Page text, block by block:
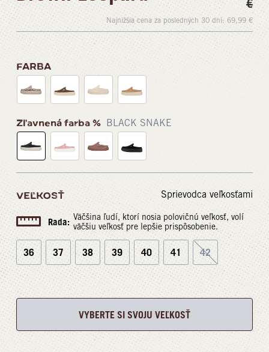
€
Najnižšia cena za posledných 30 dní: 69,99 €
FARBA
Zľavnená farba % BLACK SNAKE
VEĽKOSŤ Sprievodca veľkosťami
Rada: Väčšina ľudí, ktorí nosia polovičnú veľkosť, volí
väčšiu veľkosť pre lepšie prispôsobenie.
36 37 38 39 40 41 42
VYBERTE SI SVOJU VEĽKOSŤ